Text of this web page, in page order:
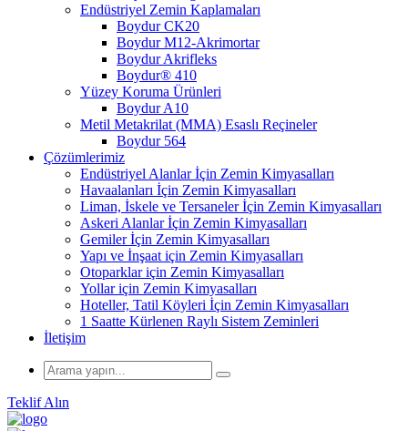
Endüstriyel Zemin Kaplamaları
Boydur CK20
Boydur M12-Akrimortar
Boydur Akrifleks
Boydur® 410
Yüzey Koruma Ürünleri
Boydur A10
Metil Metakrilat (MMA) Esaslı Reçineler
Boydur 564
Çözümlerimiz
Endüstriyel Alanlar İçin Zemin Kimyasalları
Havaalanları İçin Zemin Kimyasalları
Liman, İskele ve Tersaneler İçin Zemin Kimyasalları
Askeri Alanlar İçin Zemin Kimyasalları
Gemiler İçin Zemin Kimyasalları
Yapı ve İnşaat için Zemin Kimyasalları
Otoparklar için Zemin Kimyasalları
Yollar için Zemin Kimyasalları
Hoteller, Tatil Köyleri İçin Zemin Kimyasalları
1 Saatte Kürlenen Raylı Sistem Zeminleri
İletişim
Teklif Alın